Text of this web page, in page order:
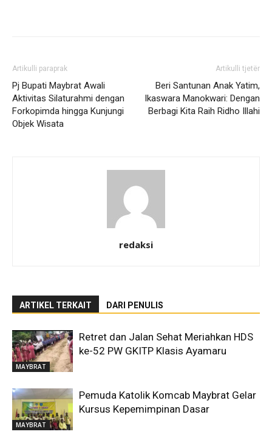
Artikulli paraprak
Pj Bupati Maybrat Awali
Aktivitas Silaturahmi dengan
Forkopimda hingga Kunjungi
Objek Wisata
Artikulli tjetër
Beri Santunan Anak Yatim,
Ikaswara Manokwari: Dengan
Berbagi Kita Raih Ridho Illahi
redaksi
ARTIKEL TERKAIT DARI PENULIS
MAYBRAT
Retret dan Jalan Sehat Meriahkan HDS
ke-52 PW GKITP Klasis Ayamaru
MAYBRAT
Pemuda Katolik Komcab Maybrat Gelar
Kursus Kepemimpinan Dasar